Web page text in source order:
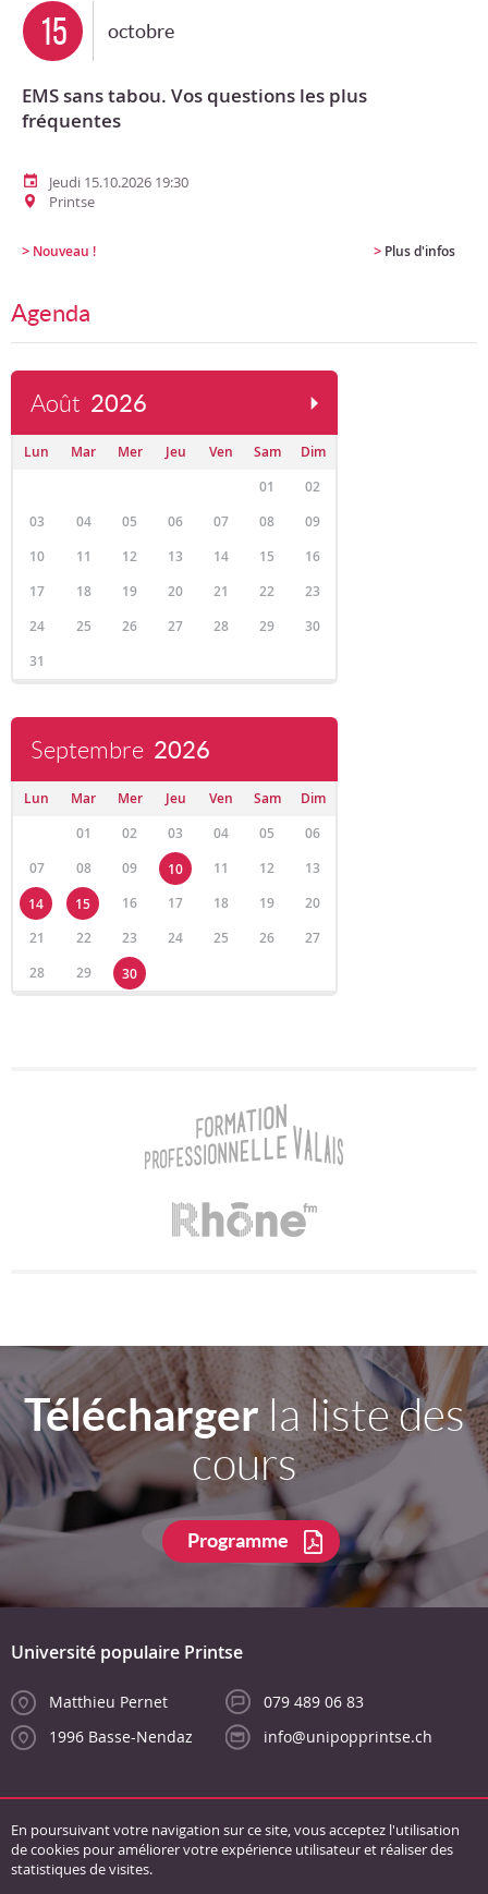
15 octobre
EMS sans tabou. Vos questions les plus
fréquentes
Jeudi 15.10.2026 19:30
Printse
> Nouveau ! > Plus d'infos
Agenda
Août 2026
Lun Mar Mer Jeu Ven Sam
Dim
01
02
03
04 05 06 07 08
09
10
11 12 13 14 15
16
17
18 19 20 21 22
23
24
25 26 27 28 29
30
31
Septembre 2026
Lun Mar Mer Jeu Ven Sam
Dim
01
02 03 04 05
06
07
08 09 10 11 12
13
14
15 16 17 18 19
20
21
22 23 24 25 26
27
28
29 30
Téléchargerla liste des
cours
Programme
Université populaire Printse
Matthieu Pernet
1996 Basse-Nendaz
079 489 06 83
info@unipopprintse.ch
En poursuivant votre navigation sur ce site, vous acceptez l'utilisation
de cookies pour améliorer votre expérience utilisateur et réaliser des
statistiques de visites.